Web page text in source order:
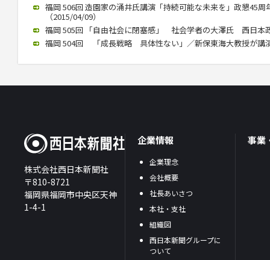
福岡 506回 造園家の涌井氏講演「持続可能な未来を」政懇45
（2015/04/09）
福岡 505回 「自由社会に閉塞感」 社会学者の大澤氏 西日本
福岡 504回 「成長戦略 具体性ない」／新保東海大教授が講
株式会社西日本新聞社
〒810-8721
福岡県福岡市中央区天神
1-4-1
企業情報
企業理念
会社概要
社長あいさつ
本社・支社
組織図
西日本新聞グループに
ついて
事業